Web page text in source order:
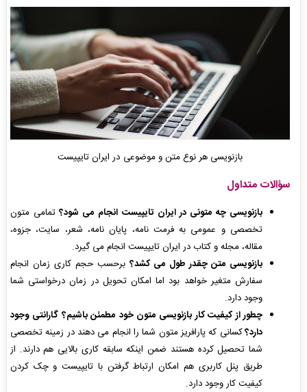
بازنویسی هر نوع متن و موضوعی در ایران تایپیست
سؤالات متداول
بازنویسی چه متونی در ایران تایپیست انجام می شود؟ تمامی متون
تخصصی و عمومی به فرمت نامه، پایان نامه، شعر، سایت، جزوه،
مقاله، مجله و کتاب در ایران تایپیست انجام می گیرد.
بازنویسی متن چقدر طول می کشد؟ برحسب حجم کاری زمان انجام
سفارش متغیر خواهد بود اما امکان تحویل در زمان درخواستی شما
وجود دارد.
چطور از کیفیت کار بازنویسی متون خود مطمئن باشیم؟ گارانتی وجود
دارد؟کسانی که پارافریز متون شما را انجام می دهند در زمینه تخصصی
شما تحصیل کرده هستند ضمن اینکه سابقه کاری بالایی هم دارند. از
طریق پنل کاربری هم امکان ارتباط گرفتن با تایپیست و چک کردن
کیفیت کار وجود دارد.